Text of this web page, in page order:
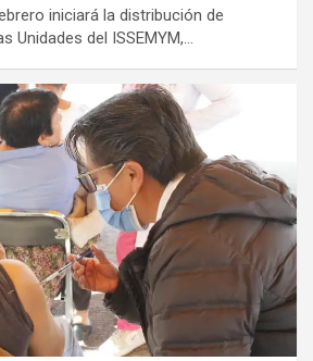
iniciará la distribución de
Unidades del ISSEMYM,…